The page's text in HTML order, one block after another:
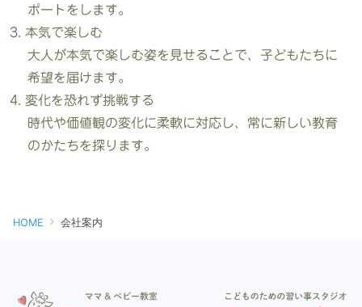
ポートをします。
本気で楽しむ
大人が本気で楽しむ姿を見せることで、子どもたちに
希望を届けます。
変化を恐れず挑戦する
時代や価値観の変化に柔軟に対応し、常に新しい教育
のかたちを探ります。
HOME 会社案内